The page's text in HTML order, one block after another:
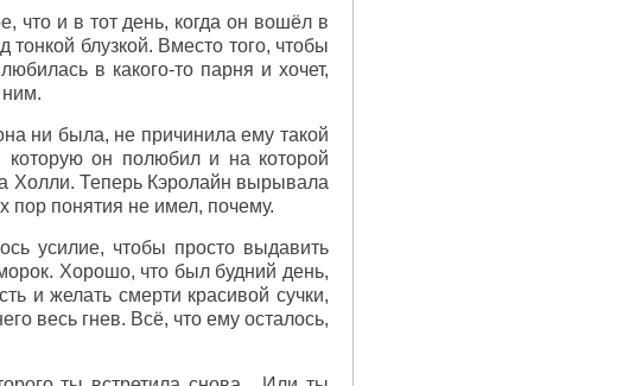
и в тот день, когда он вошёл в
блузкой. Вместо того, чтобы
в какого-то парня и хочет,
ним.
ни была, не причинила ему такой
которую он полюбил и на которой
Холли. Теперь Кэролайн вырывала
пор понятия не имел, почему.
усилие, чтобы просто выдавить
Хорошо, что был будний день,
и желать смерти красивой сучки,
весь гнев. Всё, что ему осталось,